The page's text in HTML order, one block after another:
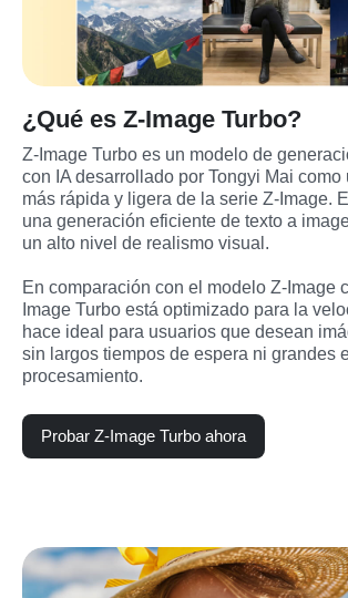
¿Qué es Z-Image Turbo?
Z-Image Turbo es un modelo de
con IA desarrollado por Tongyi Mai como
más rápida y ligera de la serie Z-Image.
una generación eficiente de texto a
un alto nivel de realismo visual.
En comparación con el modelo Z-Image
Image Turbo está optimizado para la
hace ideal para usuarios que desean
sin largos tiempos de espera ni grandes
procesamiento.
Probar Z-Image Turbo ahora